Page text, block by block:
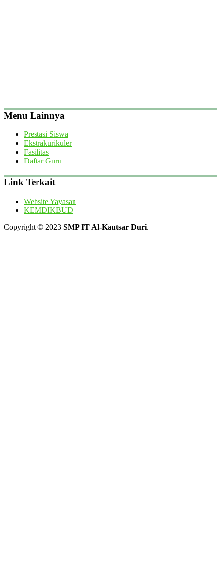
Menu Lainnya
Prestasi Siswa
Ekstrakurikuler
Fasilitas
Daftar Guru
Link Terkait
Website Yayasan
KEMDIKBUD
Copyright © 2023 SMP IT Al-Kautsar Duri.